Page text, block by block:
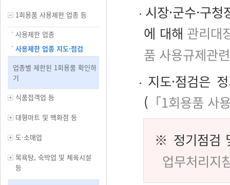
1회용품 사용제한 업종 등
사용제한 업종
사용제한 업종 지도·점검
업종별 제한된 1회용품 확인하
기
식품접객업 등
대형마트 및 백화점 등
도·소매업
목욕탕, 숙박업 및 체육시설
등
시장·군수·구
에 대해 관리대
품 사용규제관
지도·점검은
( 「1회용품 사
※ 정기점검
업무처리지